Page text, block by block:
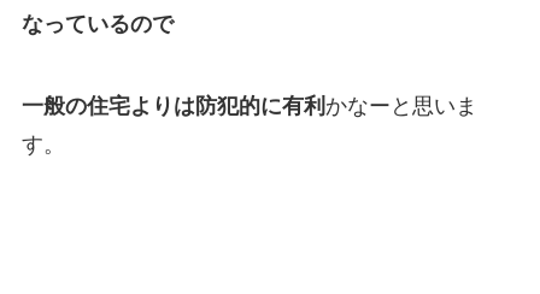
なっているので
一般の住宅よりは防犯的に有利 かなーと思いま
す。